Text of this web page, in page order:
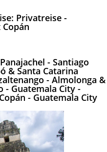
Privatreise -
- Santiago
& Santa Catarina
- Almolonga &
- Guatemala City -
- Guatemala City